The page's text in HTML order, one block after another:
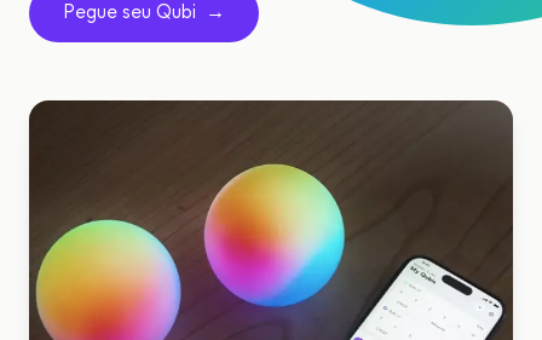
Qubits reais
QCaMP Quantum Fundamentals Workshop
Undergraduate Quantum Education
Whitepaper técnico
RECURSOS
Pegue seu Qubi →